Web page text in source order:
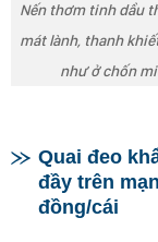
Nến thơm tinh dầu
mát lành, thanh
như ở chốn
Quai đeo
đầy trên
đồng/cái